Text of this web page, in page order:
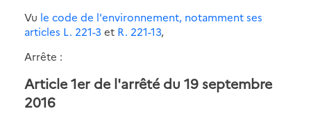
Vu le code de l'environnement, notamment ses
articles L. 221-3 et R. 221-13,
Arrête :
Article 1er de l'arrêté du 19 septembre
2016